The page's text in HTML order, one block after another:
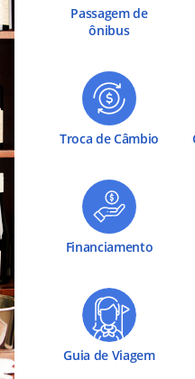
Passagem de
ônibus
Troca de Câmbio
Financiamento
Guia de Viagem